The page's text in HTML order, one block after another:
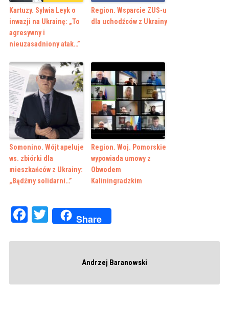
Kartuzy. Sylwia Leyk o
inwazji na Ukrainę: „To
agresywny i
nieuzasadniony atak…”
Region. Wsparcie ZUS-u
dla uchodźców z Ukrainy
Somonino. Wójt apeluje
ws. zbiórki dla
mieszkańców z Ukrainy:
„Bądźmy solidarni…”
Region. Woj. Pomorskie
wypowiada umowy z
Obwodem
Kaliningradzkim
Facebook
Twitter
Share
Andrzej Baranowski